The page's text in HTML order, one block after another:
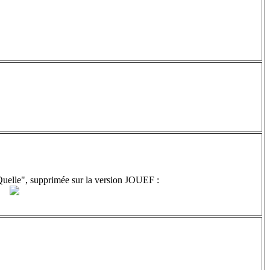
supprimée sur la version JOUEF :